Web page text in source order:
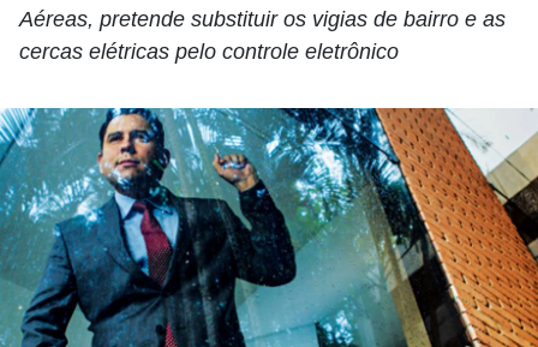
Aéreas, pretende substituir os vigias de bairro e as
cercas elétricas pelo controle eletrônico